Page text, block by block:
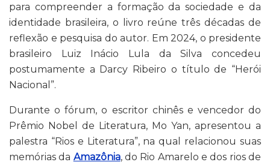
para compreender a formação da sociedade e da
identidade brasileira, o livro reúne três décadas de
reflexão e pesquisa do autor. Em 2024, o presidente
brasileiro Luiz Inácio Lula da Silva concedeu
postumamente a Darcy Ribeiro o título de “Herói
Nacional”.
Durante o fórum, o escritor chinês e vencedor do
Prêmio Nobel de Literatura, Mo Yan, apresentou a
palestra “Rios e Literatura”, na qual relacionou suas
memórias da Amazônia, do Rio Amarelo e dos rios de